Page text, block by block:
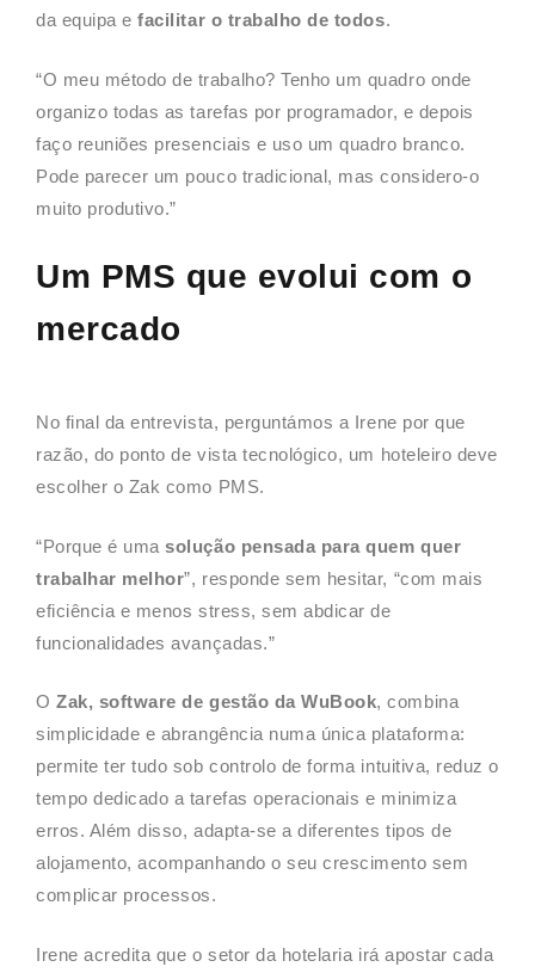
da equipa efacilitar o trabalho de todos.
“O meu método de trabalho? Tenho um quadro onde
organizo todas as tarefas por programador, e depois
faço reuniões presenciais e uso um quadro branco.
Pode parecer um pouco tradicional, mas considero-o
muito produtivo.”
Um PMS que evolui com o
mercado
No final da entrevista, perguntámos a Irene por que
razão, do ponto de vista tecnológico, um hoteleiro deve
escolher o Zak como PMS.
“Porque é umasolução pensada para quem quer
trabalhar melhor”, responde sem hesitar, “com mais
eficiência e menos stress, sem abdicar de
funcionalidades avançadas.”
OZak, software de gestão da WuBook, combina
simplicidade e abrangência numa única plataforma:
permite ter tudo sob controlo de forma intuitiva, reduz o
tempo dedicado a tarefas operacionais e minimiza
erros. Além disso, adapta-se a diferentes tipos de
alojamento, acompanhando o seu crescimento sem
complicar processos.
Irene acredita que o setor da hotelaria irá apostar cada